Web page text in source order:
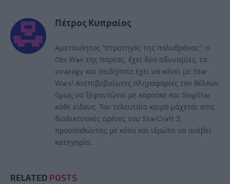
Πέτρος Κυπραίος
Αμετανόητος “στρατηγός της πολυθρόνας”, ο
Obi Wan της παρέας, έχει δύο αδυναμίες: τα
strategy και οτιδήποτε έχει να κάνει με Star
Wars! Ανεπιβεβαίωτες πληροφορίες τον θέλουν
όμως να ξεφαντώνει με καραόκε και SingStar
κάθε είδους. Τον τελευταίο καιρό μάχεται στις
διαδικτυακές αρένες του StarCraft 2,
προσπαθώντας με κόπο και ιδρώτα να ανέβει
κατηγορία...
RELATED POSTS